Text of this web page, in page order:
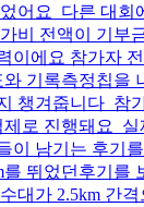
어요 다른 대회
비 전액이 기부
이에요 참가자
기록측정칩을
챙겨줍니다 참
로 진행돼요 실
이 남기는 후기
를 뛰었던후기를
대가 2.5km 간